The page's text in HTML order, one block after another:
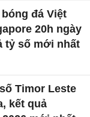
đá Việt
20h ngày
tỷ số mới nhất
Timor Leste
kết quả